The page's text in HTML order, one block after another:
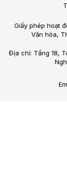
Giấy phép hoạt
Văn hóa,
Địa chỉ: Tầng 18,